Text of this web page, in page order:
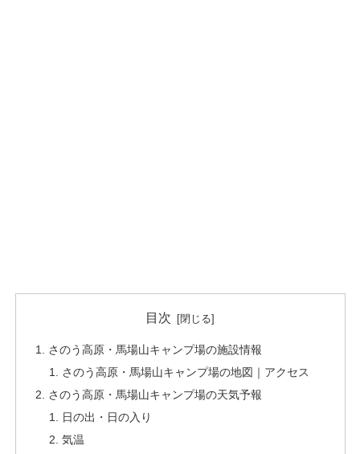
目次
さのう高原・馬場山キャンプ場の施設情報
さのう高原・馬場山キャンプ場の地図｜アクセス
さのう高原・馬場山キャンプ場の天気予報
日の出・日の入り
気温